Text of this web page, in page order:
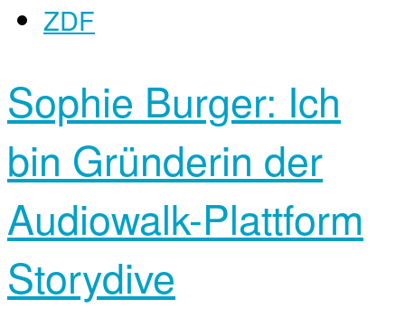
ZDF
Sophie Burger: Ich
bin Gründerin der
Audiowalk-Plattform
Storydive